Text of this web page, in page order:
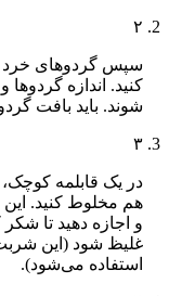
سپس گردوهای خرد شده را
کنید. اندازه گردوها و
شوند. باید بافت گردو و
در یک قابلمه کوچک، آب،
هم مخلوط کنید. این
و اجازه دهید تا شکر
غلیظ شود (این شربت برای
استفاده می‌شود).